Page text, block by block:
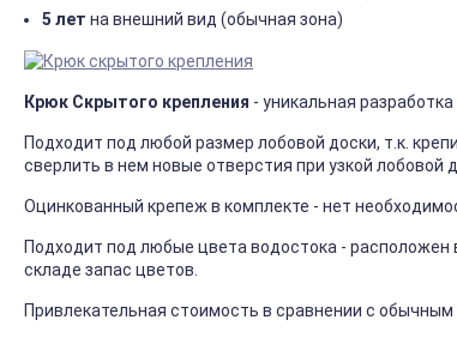
5 лет на внешний вид (обычная зона)
Крюк Скрытого крепления - уникальная
Подходит под любой размер лобовой доски, т.к.
сверлить в нем новые отверстия при узкой лобовой
Оцинкованный крепеж в комплекте - нет
Подходит под любые цвета водостока -
складе запас цветов.
Привлекательная стоимость в сравнении с обычным